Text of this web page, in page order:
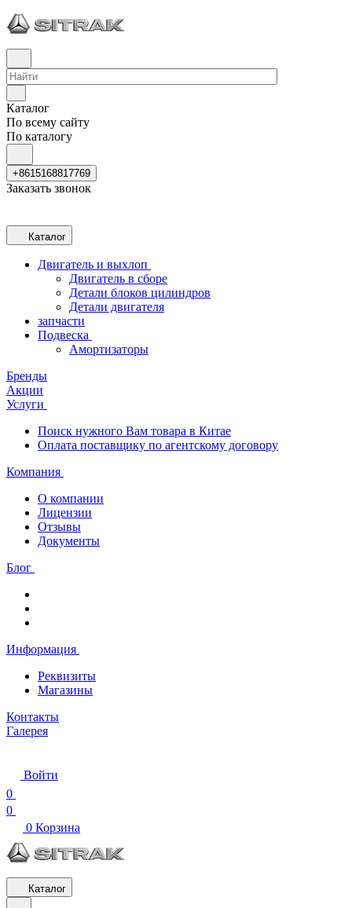
Каталог
По всему сайту
По каталогу
+8615168817769
Заказать звонок
Каталог
Двигатель и выхлоп
Двигатель в сборе
Детали блоков цилиндров
Детали двигателя
запчасти
Подвеска
Амортизаторы
Бренды
Акции
Услуги
Поиск нужного Вам товара в Китае
Оплата поставщику по агентскому договору
Компания
О компании
Лицензии
Отзывы
Документы
Блог
Информация
Реквизиты
Магазины
Контакты
Галерея
Войти
0
0
0 Корзина
Каталог